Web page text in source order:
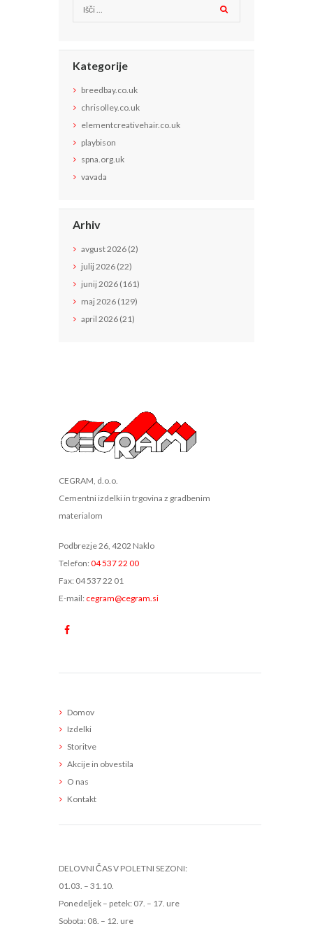
Kategorije
breedbay.co.uk
chrisolley.co.uk
elementcreativehair.co.uk
playbison
spna.org.uk
vavada
Arhiv
avgust2026(2)
julij2026(22)
junij2026(161)
maj2026(129)
april 2026(21)
CEGRAM, d.o.o.
Cementni izdelki in trgovina z gradbenim
materialom
Podbrezje 26, 4202 Naklo
Telefon: 04 537 22 00
Fax: 04 537 22 01
E-mail: cegram@cegram.si
Domov
Izdelki
Storitve
Akcije in obvestila
O nas
Kontakt
DELOVNI ČAS V POLETNI SEZONI:
01.03. – 31.10.
Ponedeljek – petek: 07. – 17. ure
Sobota: 08. – 12. ure